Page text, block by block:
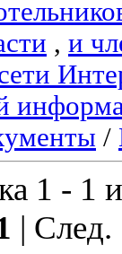
, и
/
1 - 1
|